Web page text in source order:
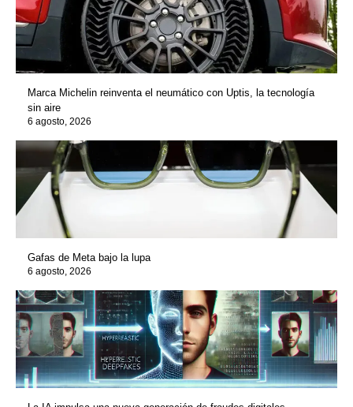
Marca Michelin reinventa el neumático con Uptis, la tecnología
sin aire
6 agosto, 2026
Gafas de Meta bajo la lupa
6 agosto, 2026